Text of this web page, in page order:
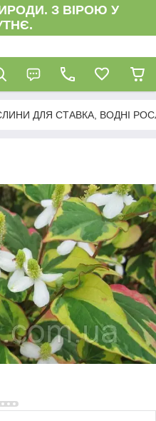
З ВІРОЮ У
ДЛЯ СТАВКА, ВОДНІ